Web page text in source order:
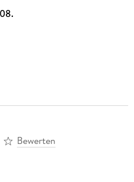
Bewerten